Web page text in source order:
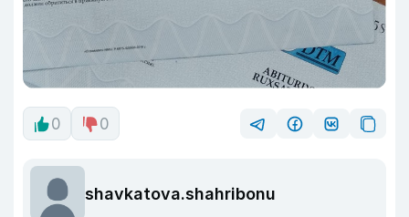
0 0
shavkatova.shahribonu